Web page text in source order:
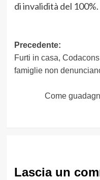
di invalidità del 100%.
Navigazione
articolo
Precedente:
Furti in casa,
famiglie non
Come
Lascia un